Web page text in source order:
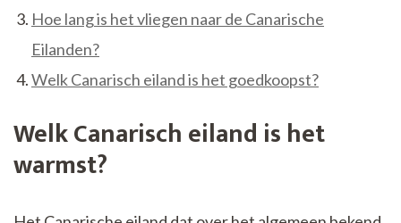
Hoe lang is het vliegen naar de Canarische
Eilanden?
Welk Canarisch eiland is het goedkoopst?
Welk Canarisch eiland is het
warmst?